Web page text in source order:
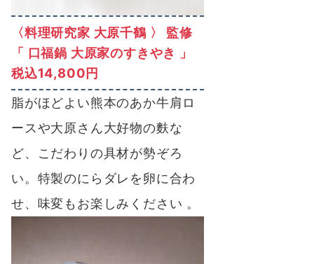
〈料理研究家 大原千鶴 〉 監修
「 口福鍋 大原家のすきやき 」
税込14,800円
脂がほどよい熊本のあか牛肩ロ
ースや大原さん大好物の麩な
ど、こだわりの具材が勢ぞろ
い。特製のにらダレを卵に合わ
せ、味変もお楽しみください 。